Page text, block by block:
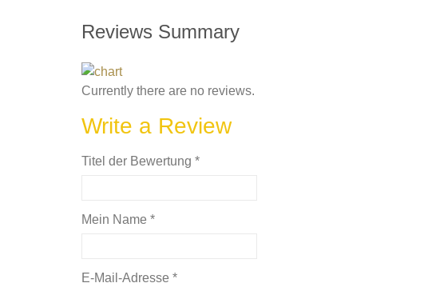
Reviews Summary
Currently there are no reviews.
Write a Review
Titel der Bewertung *
Mein Name *
E-Mail-Adresse *